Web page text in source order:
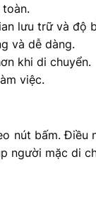
lưu trữ và độ
và dễ dàng.
khi di chuyển.
việc.
nút bấm. Điều
người mặc di